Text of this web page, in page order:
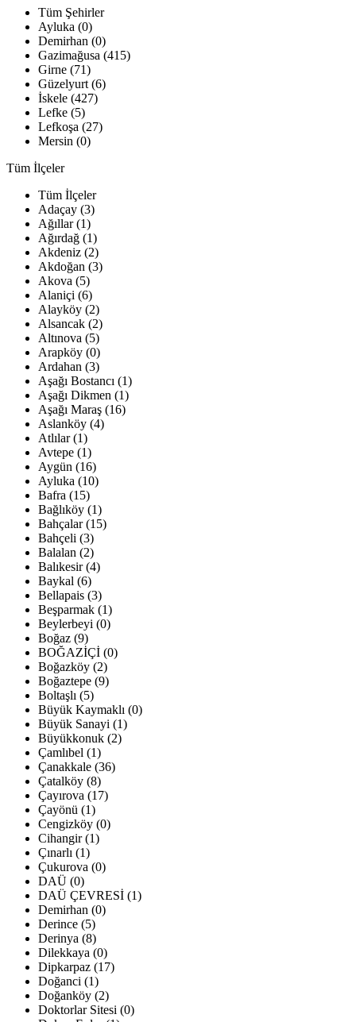
Tüm Şehirler
Ayluka (0)
Demirhan (0)
Gazimağusa (415)
Girne (71)
Güzelyurt (6)
İskele (427)
Lefke (5)
Lefkoşa (27)
Mersin (0)
Tüm İlçeler
Tüm İlçeler
Adaçay (3)
Ağıllar (1)
Ağırdağ (1)
Akdeniz (2)
Akdoğan (3)
Akova (5)
Alaniçi (6)
Alayköy (2)
Alsancak (2)
Altınova (5)
Arapköy (0)
Ardahan (3)
Aşağı Bostancı (1)
Aşağı Dikmen (1)
Aşağı Maraş (16)
Aslanköy (4)
Atlılar (1)
Avtepe (1)
Aygün (16)
Ayluka (10)
Bafra (15)
Bağlıköy (1)
Bahçalar (15)
Bahçeli (3)
Balalan (2)
Balıkesir (4)
Baykal (6)
Bellapais (3)
Beşparmak (1)
Beylerbeyi (0)
Boğaz (9)
BOĞAZİÇİ (0)
Boğazköy (2)
Boğaztepe (9)
Boltaşlı (5)
Büyük Kaymaklı (0)
Büyük Sanayi (1)
Büyükkonuk (2)
Çamlıbel (1)
Çanakkale (36)
Çatalköy (8)
Çayırova (17)
Çayönü (1)
Cengizköy (0)
Cihangir (1)
Çınarlı (1)
Çukurova (0)
DAÜ (0)
DAÜ ÇEVRESİ (1)
Demirhan (0)
Derince (5)
Derinya (8)
Dilekkaya (0)
Dipkarpaz (17)
Doğanci (1)
Doğanköy (2)
Doktorlar Sitesi (0)